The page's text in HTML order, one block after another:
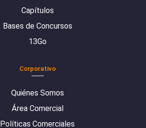
Capítulos
Bases de Concursos
13Go
Corporativo
Quiénes Somos
Área Comercial
Políticas Comerciales